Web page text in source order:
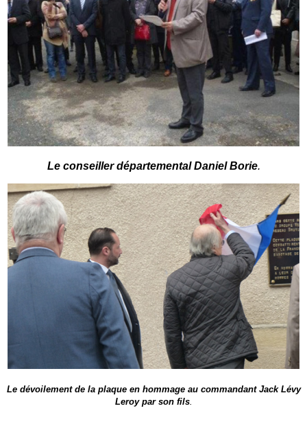
Le conseiller départemental Daniel Borie.
Le dévoilement de la plaque en hommage au commandant Jack Lévy
Leroy par son fils.